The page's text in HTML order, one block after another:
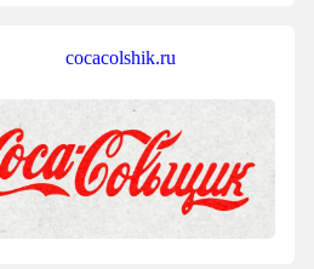
cocacolshik.ru